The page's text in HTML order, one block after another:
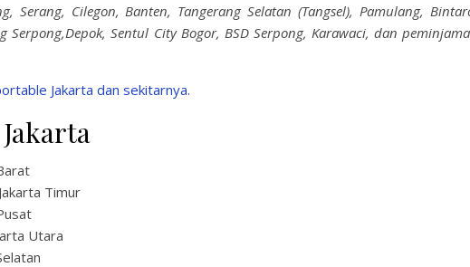
Serang, Cilegon, Banten, Tangerang Selatan (Tangsel), Pamulang,
Serpong,Depok, Sentul City Bogor, BSD Serpong, Karawaci, dan
Jakarta dan sekitarnya.
Timur
Utara